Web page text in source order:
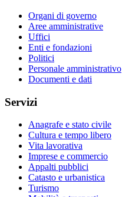
Organi di governo
Aree amministrative
Uffici
Enti e fondazioni
Politici
Personale amministrativo
Documenti e dati
Servizi
Anagrafe e stato civile
Cultura e tempo libero
Vita lavorativa
Imprese e commercio
Appalti pubblici
Catasto e urbanistica
Turismo